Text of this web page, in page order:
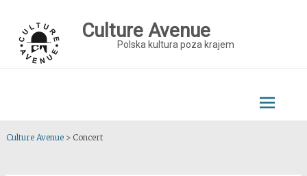
content
Culture Avenue
Polska kultura poza krajem
Culture Avenue> Concert